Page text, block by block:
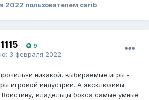
2022 пользователем carib
9
3 февраля 2022
никакой, выбираемые игры -
игровой индустрии. А эксклюзивы
Воистину, владельцы бокса самые умные